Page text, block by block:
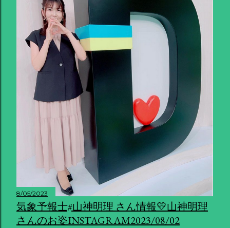
8/05/2023
気象予報士#山神明理 さん情報💛山神明理
さんのお姿INSTAGRAM2023/08/02